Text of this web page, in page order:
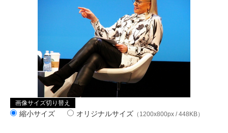
画像サイズ切り替え
縮小サイズ オリジナルサイズ （1200x800px / 448KB）